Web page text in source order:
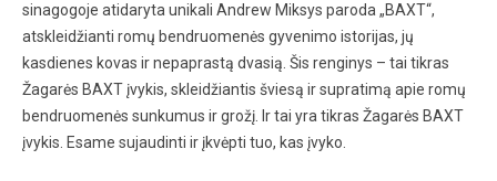
sinagogoje atidaryta unikali Andrew Miksys paroda „BAXT“,
atskleidžianti romų bendruomenės gyvenimo istorijas, jų
kasdienes kovas ir nepaprastą dvasią. Šis renginys – tai tikras
Žagarės BAXT įvykis, skleidžiantis šviesą ir supratimą apie romų
bendruomenės sunkumus ir grožį. Ir tai yra tikras Žagarės BAXT
įvykis. Esame sujaudinti ir įkvėpti tuo, kas įvyko.